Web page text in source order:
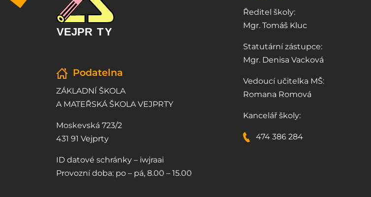
Podatelna
ZÁKLADNÍ ŠKOLA
A MATEŘSKÁ ŠKOLA VEJPRTY
Moskevská 723/2
431 91 Vejprty
ID datové schránky – iwjraai
Provozní doba: po – pá, 8.00 – 15.00
Ředitel školy:
Mgr. Tomáš Kluc
Statutární zástupce:
Mgr. Denisa Vacková
Vedoucí učitelka MŠ:
Romana Romová
Kancelář školy:
474 386 284